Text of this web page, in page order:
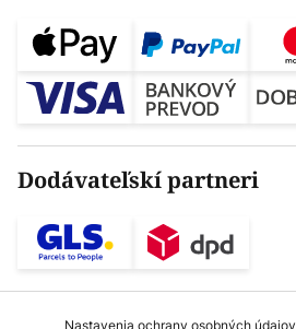
Dodávateľskí partneri
Nastavenia ochrany osobných údajov